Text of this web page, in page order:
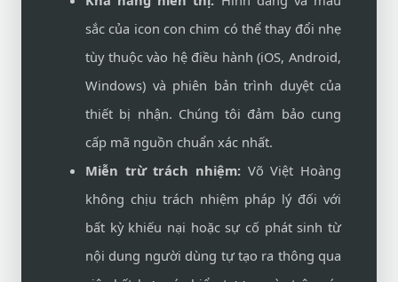
sắc của icon con chim có thể thay đổi nhẹ
tùy thuộc vào hệ điều hành (iOS, Android,
Windows) và phiên bản trình duyệt của
thiết bị nhận. Chúng tôi đảm bảo cung
cấp mã nguồn chuẩn xác nhất.
Miễn trừ trách nhiệm: Võ Việt Hoàng
không chịu trách nhiệm pháp lý đối với
bất kỳ khiếu nại hoặc sự cố phát sinh từ
nội dung người dùng tự tạo ra thông qua